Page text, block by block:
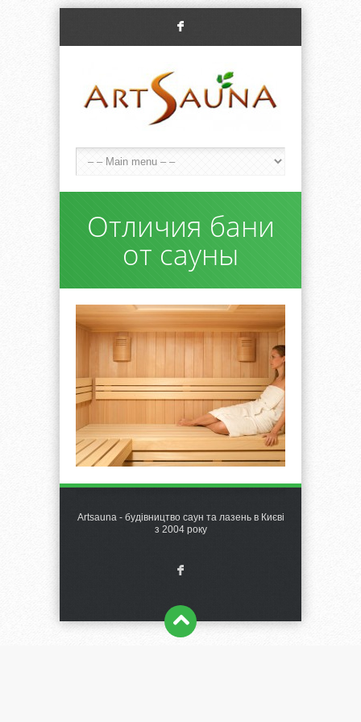
F
Отличия бани
от сауны
Artsauna - будівництво саун та лазень в Києві
з 2004 року
F